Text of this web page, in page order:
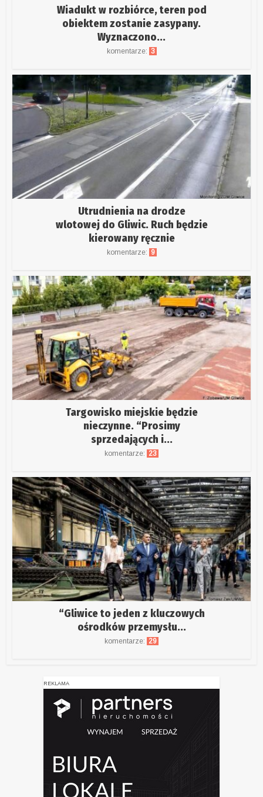
Wiadukt w rozbiórce, teren pod
obiektem zostanie zasypany.
Wyznaczono...
komentarze: 3
Utrudnienia na drodze
wlotowej do Gliwic. Ruch będzie
kierowany ręcznie
komentarze: 9
Targowisko miejskie będzie
nieczynne. “Prosimy
sprzedających i...
komentarze: 23
“Gliwice to jeden z kluczowych
ośrodków przemysłu...
komentarze: 29
REKLAMA